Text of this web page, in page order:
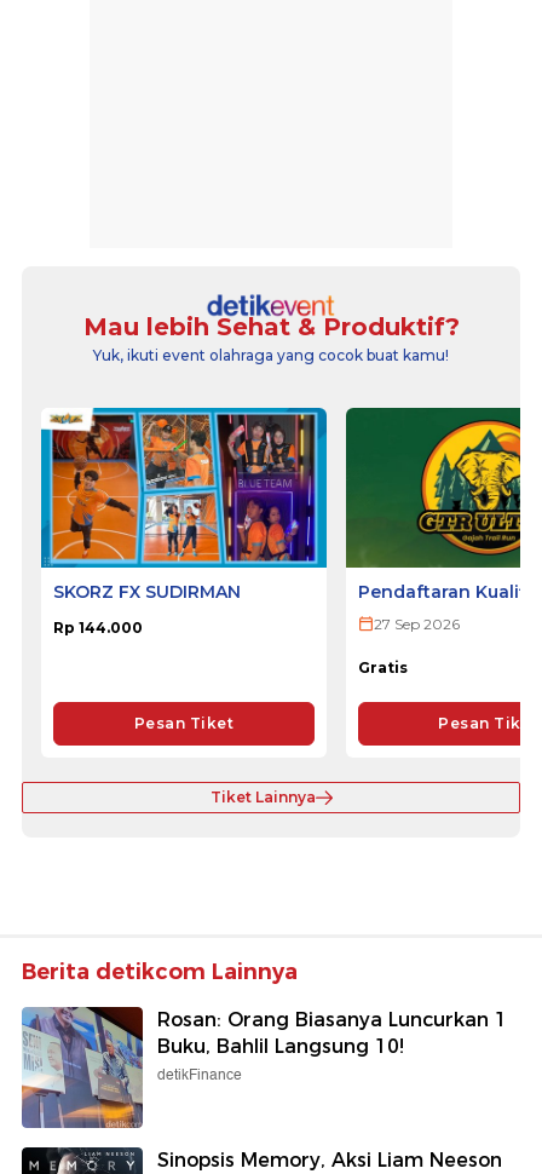
Mau lebih Sehat & Produktif?
Yuk, ikuti event olahraga yang cocok buat kamu!
SKORZ FX SUDIRMAN
Rp 144.000
Pesan Tiket
Pendaftaran
ULTRA 2026
27 Sep 2026
Gratis
Pesan Tiket
Tiket Lainnya
Berita detikcom Lainnya
Rosan: Orang Biasanya Luncurkan 1
Buku, Bahlil Langsung 10!
detikFinance
Sinopsis Memory, Aksi Liam Neeson